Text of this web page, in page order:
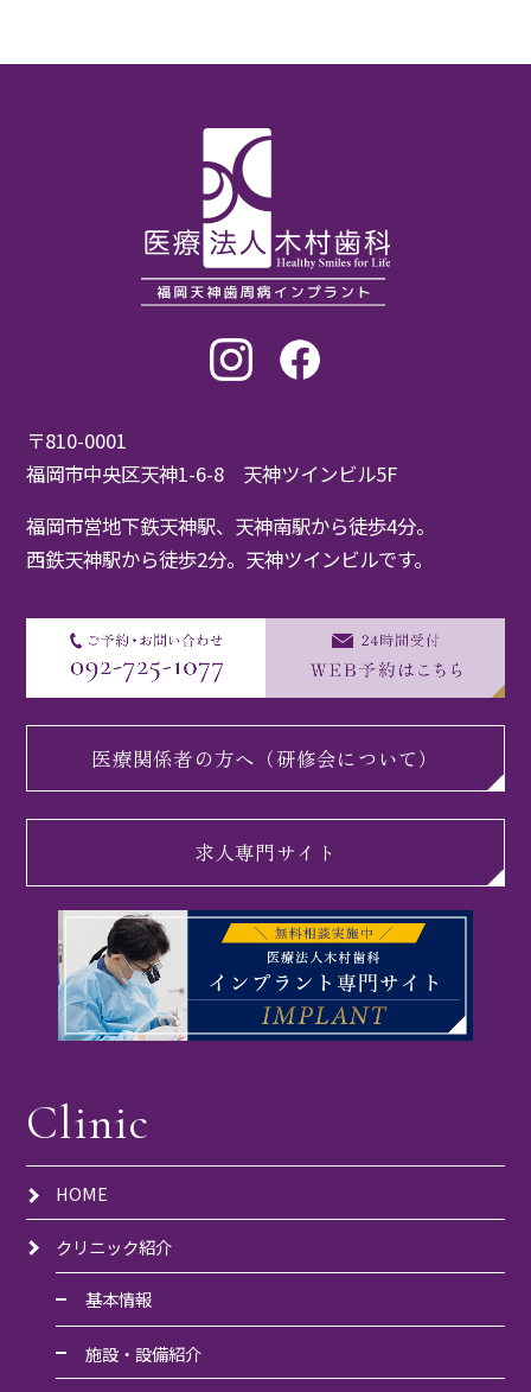
〒810-0001
福岡市中央区天神1-6-8 天神ツインビル5F
福岡市営地下鉄天神駅、天神南駅から徒歩4分。
西鉄天神駅から徒歩2分。天神ツインビルです。
医療関係者の方へ（研修会について）
求人専門サイト
Clinic
HOME
クリニック紹介
基本情報
施設・設備紹介